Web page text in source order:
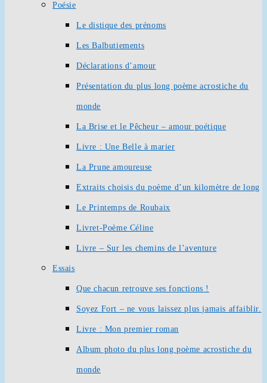
Poésie
Le distique des prénoms
Les Balbutiements
Déclarations d’amour
Présentation du plus long poème acrostiche du
monde
La Brise et le Pêcheur – amour poétique
Livre : Une Belle à marier
La Prune amoureuse
Extraits choisis du poème d’un kilomètre de long
Le Printemps de Roubaix
Livret-Poème Céline
Livre – Sur les chemins de l’aventure
Essais
Que chacun retrouve ses fonctions !
Soyez Fort – ne vous laissez plus jamais affaiblir.
Livre : Mon premier roman
Album photo du plus long poème acrostiche du
monde